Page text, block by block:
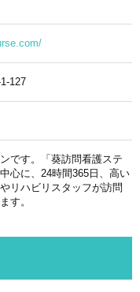
127
です。「葵訪問看護ステ
心に、24時間365日、高い
リハビリスタッフが訪問
す。